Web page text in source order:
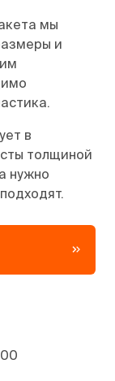
мы
и
в
толщиной
нужно